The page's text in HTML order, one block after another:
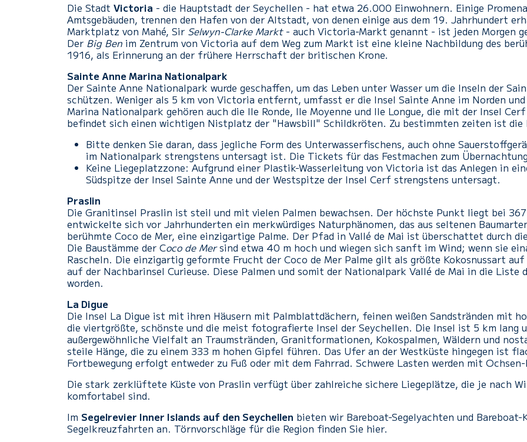
Die Stadt Victoria - die Hauptstadt der Seychellen - hat etwa 26.000 Einwohnern. Einige
Amtsgebäuden, trennen den Hafen von der Altstadt, von denen einige aus dem 19. Jahrhundert
Marktplatz von Mahé, Sir Selwyn-Clarke Markt- auch Victoria-Markt genannt - ist jeden Morgen
Der Big Ben im Zentrum von Victoria auf dem Weg zum Markt ist eine kleine Nachbildung des
1916, als Erinnerung an der frühere Herrschaft der britischen Krone.
Sainte Anne Marina Nationalpark
Der Sainte Anne Nationalpark wurde geschaffen, um das Leben unter Wasser um die Inseln der
schützen. Weniger als 5 km von Victoria entfernt, umfasst er die Insel Sainte Anne im Norden
Marina Nationalpark gehören auch die Ile Ronde, Ile Moyenne und Ile Longue, die mit der Insel
befindet sich einen wichtigen Nistplatz der "Hawsbill" Schildkröten. Zu bestimmten zeiten ist die
Bitte denken Sie daran, dass jegliche Form des Unterwasserfischens, auch ohne
im Nationalpark strengstens untersagt ist. Die Tickets für das Festmachen zum
Keine Liegeplatzzone: Aufgrund einer Plastik-Wasserleitung von Victoria ist das Anlegen in
Südspitze der Insel Sainte Anne und der Westspitze der Insel Cerf strengstens untersagt.
Praslin
Die Granitinsel Praslin ist steil und mit vielen Palmen bewachsen. Der höchste Punkt liegt bei
entwickelte sich vor Jahrhunderten ein merkwürdiges Naturphänomen, das aus seltenen
berühmte Coco de Mer, eine einzigartige Palme. Der Pfad in Vallé de Mai ist überschattet durch
Die Baustämme der Coco de Mersind etwa 40 m hoch und wiegen sich sanft im Wind; wenn sie
Rascheln. Die einzigartig geformte Frucht der Coco de Mer Palme gilt als größte Kokosnussart
auf der Nachbarinsel Curieuse. Diese Palmen und somit der Nationalpark Vallé de Mai in die Liste
worden.
La Digue
Die Insel La Digue ist mit ihren Häusern mit Palmblattdächern, feinen weißen Sandstränden mit
die viertgrößte, schönste und die meist fotografierte Insel der Seychellen. Die Insel ist 5 km lang
außergewöhnliche Vielfalt an Traumstränden, Granitformationen, Kokospalmen, Wäldern und
steile Hänge, die zu einem 333 m hohen Gipfel führen. Das Ufer an der Westküste hingegen ist
Fortbewegung erfolgt entweder zu Fuß oder mit dem Fahrrad. Schwere Lasten werden mit
Die stark zerklüftete Küste von Praslin verfügt über zahlreiche sichere Liegeplätze, die je nach
komfortabel sind.
Im Segelrevier Inner Islands auf den Seychellen bieten wir Bareboat-Segelyachten und Bareboat-
Segelkreuzfahrten an. Törnvorschläge für die Region finden Sie hier.